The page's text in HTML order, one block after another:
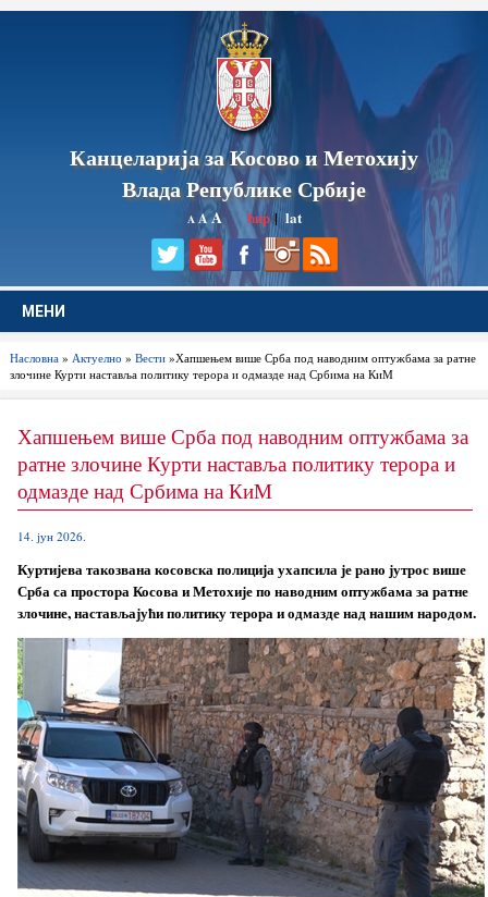
Канцеларија за Косово и Метохију
Влада Републике Србије
A AA ћир|lat
МЕНИ
Насловна» Актуелно » Вести»Хапшењем више Срба под наводним оптужбама за ратне
злочине Курти наставља политику терора и одмазде над Србима на КиМ
Хапшењем више Срба под наводним оптужбама за
ратне злочине Курти наставља политику терора и
одмазде над Србима на КиМ
14. јун 2026.
Куртијева такозвана косовска полиција ухапсила је рано јутрос више
Срба са простора Косова и Метохије по наводним оптужбама за ратне
злочине, настављајући политику терора и одмазде над нашим народом.